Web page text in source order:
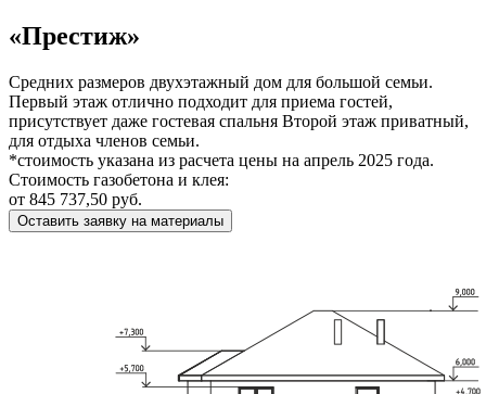
«Престиж»
Средних размеров двухэтажный дом для большой семьи.
Первый этаж отлично подходит для приема гостей,
присутствует даже гостевая спальня Второй этаж приватный,
для отдыха членов семьи.
*стоимость указана из расчета цены на апрель 2025 года.
Стоимость газобетона и клея:
от 845 737,50 руб.
Оставить заявку на материалы